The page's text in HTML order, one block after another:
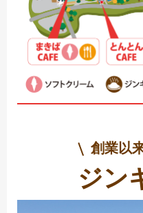
創業以
ジン